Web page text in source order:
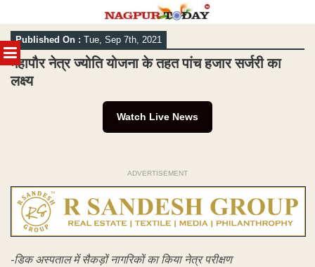
MENU
Skip
to
content
Published On : Tue, Sep 7th, 2021
महापौर नेत्र ज्योति योजना के तहत पांच हजार सर्जरी का
लक्ष्य
Watch Live News
ADVERTISEMENT
-डिक अस्पताल में सैकड़ों नागरिकों का किया नेत्र परीक्षण